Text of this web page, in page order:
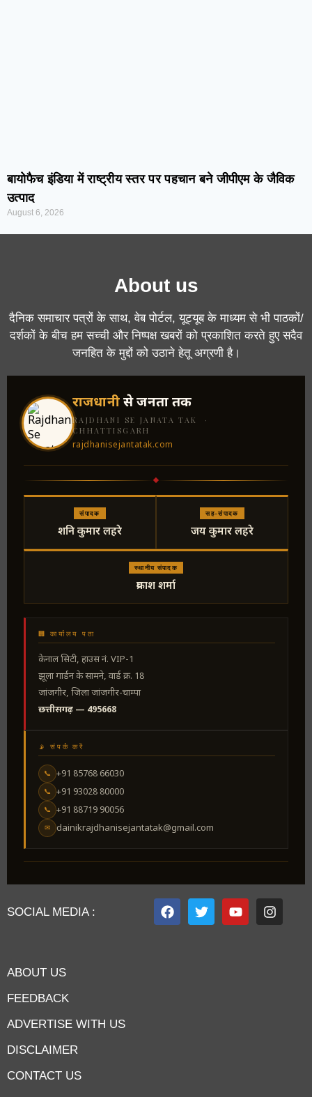
बायोफैच इंडिया में राष्ट्रीय स्तर पर पहचान बने जीपीएम के जैविक
उत्पाद
August 6, 2026
About us
दैनिक समाचार पत्रों के साथ, वेब पोर्टल, यूट्यूब के माध्यम से भी पाठकों/
दर्शकों के बीच हम सच्ची और निष्पक्ष खबरों को प्रकाशित करते हुए सदैव
जनहित के मुद्दों को उठाने हेतू अग्रणी है।
राजधानीसे जनता तक
RAJDHANI SE JANATA TAK ·
CHHATTISGARH
rajdhanisejantatak.com
संपादक
शनि कुमार लहरे
सह-संपादक
जय कुमार लहरे
स्थानीय संपादक
प्रकाश शर्मा
🏢 कार्यालय पता
केनाल सिटी, हाउस नं. VIP-1
झूला गार्डन के सामने, वार्ड क्र. 18
जांजगीर, जिला जांजगीर-चाम्पा
छत्तीसगढ़ — 495668
📡 संपर्क करें
📞 +91 85768 66030
📞 +91 93028 80000
📞 +91 88719 90056
✉ dainikrajdhanisejantatak@gmail.com
SOCIAL MEDIA :
ABOUT US
FEEDBACK
ADVERTISE WITH US
DISCLAIMER
CONTACT US